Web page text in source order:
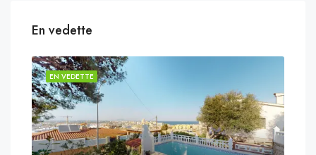
En vedette
EN VEDETTE